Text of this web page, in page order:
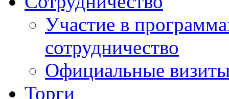
Участие в
сотрудничество
Официальные
Торги